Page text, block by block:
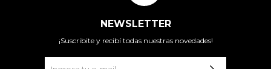
NEWSLETTER
¡Suscribite y recibí todas nuestras novedades!